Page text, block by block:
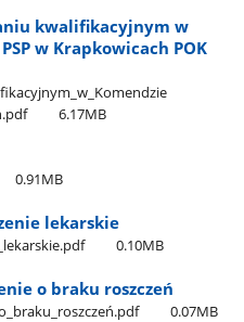
kwalifikacyjnym w
w Krapkowicach POK
6.17MB
0.91MB
lekarskie
0.10MB
o braku roszczeń
0.07MB